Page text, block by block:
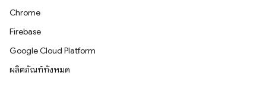
Chrome
Firebase
Google Cloud Platform
ผลิตภัณฑ์ทั้งหมด